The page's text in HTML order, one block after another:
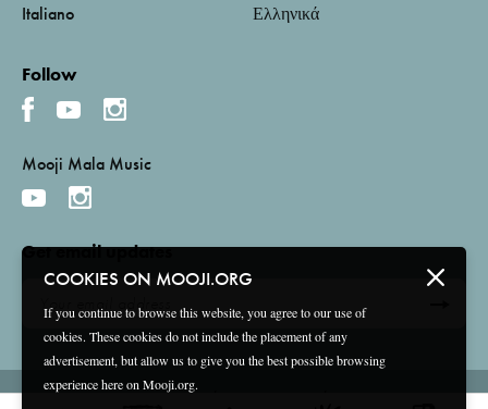
COOKIES ON MOOJI.ORG
If you continue to browse this website, you agree to our use of
cookies. These cookies do not include the placement of any
advertisement, but allow us to give you the best possible browsing
experience here on Mooji.org.
Italiano
Ελληνικά
Follow
Mooji Mala Music
Get email updates
Terms and Conditions